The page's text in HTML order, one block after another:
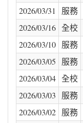
2026/03/31
服務
2026/03/16 全校
2026/03/10 服務
2026/03/05
服務
2026/03/04 全校
2026/03/03
服務
2026/03/02 服務